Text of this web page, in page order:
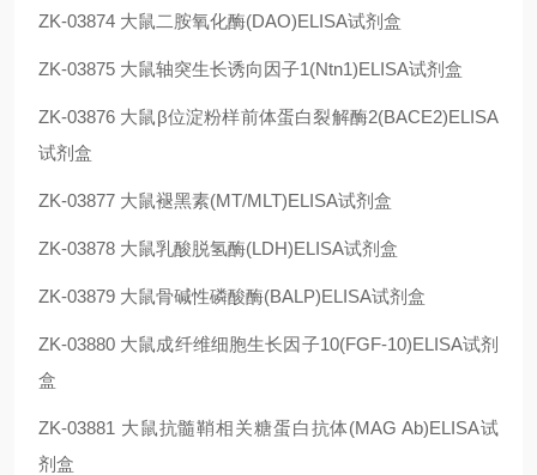
ZK-03874 大鼠二胺氧化酶(DAO)ELISA试剂盒
ZK-03875 大鼠轴突生长诱向因子1(Ntn1)ELISA试剂盒
ZK-03876 大鼠β位淀粉样前体蛋白裂解酶2(BACE2)ELISA
试剂盒
ZK-03877 大鼠褪黑素(MT/MLT)ELISA试剂盒
ZK-03878 大鼠乳酸脱氢酶(LDH)ELISA试剂盒
ZK-03879 大鼠骨碱性磷酸酶(BALP)ELISA试剂盒
ZK-03880 大鼠成纤维细胞生长因子10(FGF-10)ELISA试剂
盒
ZK-03881 大鼠抗髓鞘相关糖蛋白抗体(MAG Ab)ELISA试
剂盒